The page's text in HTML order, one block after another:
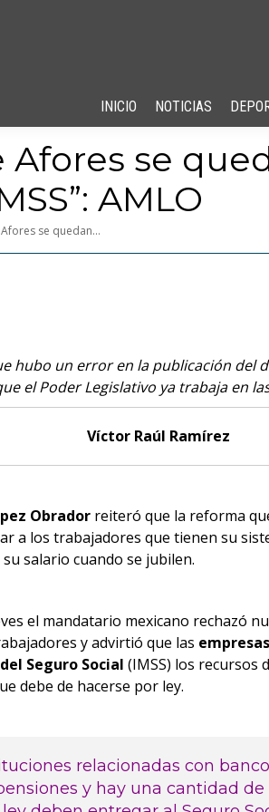
INICIO NOTICIAS
Afores se
AMLO
se quedan…
hubo un error en la publicación del
el Poder Legislativo ya trabaja en
Víctor Raúl Ramírez
Obrador reiteró que la reforma
a los trabajadores que tienen su
salario cuando se jubilen.
el mandatario mexicano rechazó
y advirtió que las
Seguro Social (IMSS) los recursos
debe de hacerse por ley.
relacionadas con
y hay una cantidad